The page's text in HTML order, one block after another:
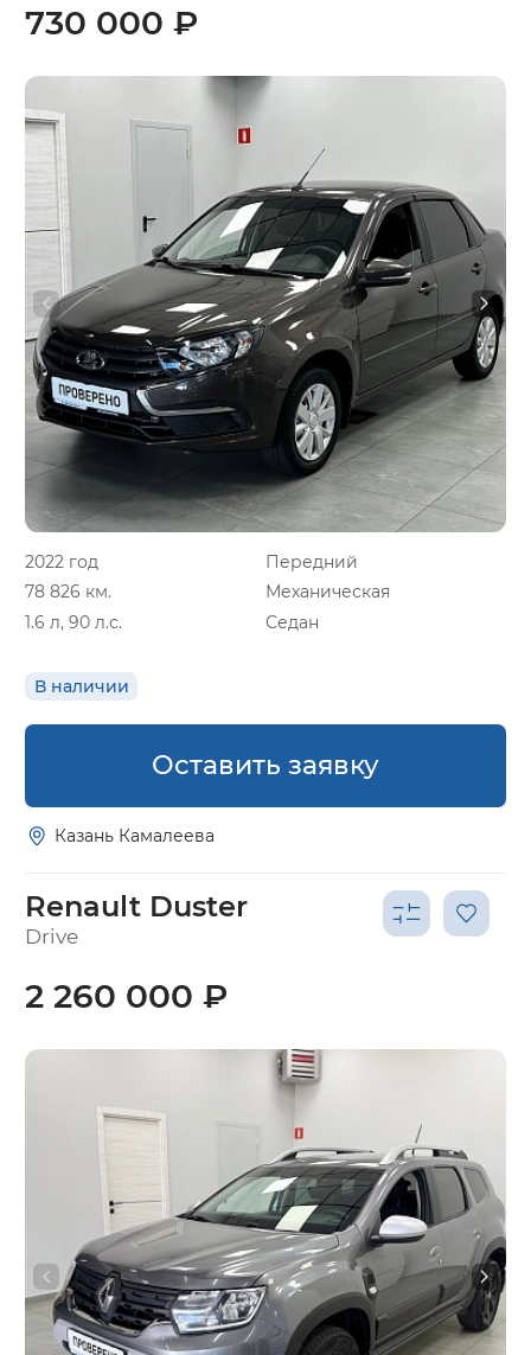
2022 год
Передний
78 826 км.
Механическая
1.6 л, 90 л.с.
Седан
В наличии
730 000 ₽
Оставить заявку
Казань Камалеева
Renault Duster
Drive
2 260 000 ₽